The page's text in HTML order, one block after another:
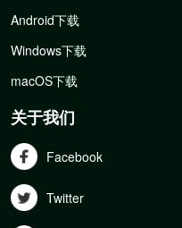
Android下载
Windows下载
macOS下载
关于我们
Facebook
Twitter